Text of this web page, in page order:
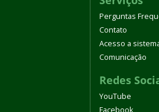
Perguntas
Contato
Acesso a
Comunicação
Redes
YouTube
Facebook